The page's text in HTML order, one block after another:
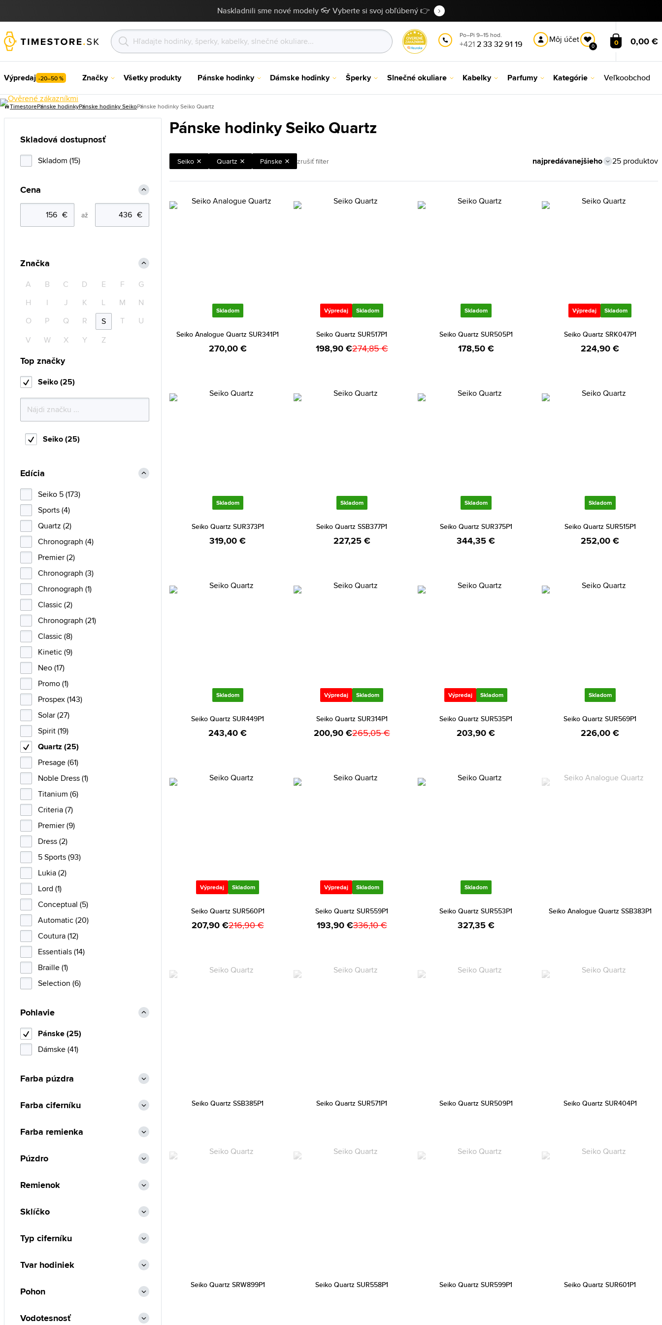
Naskladnili sme nové modely 👓 Vyberte si svoj obľúbený 👉
Po–Pi 9–15 hod.
+4212 33 32 91 19 Môj účet
0 0 0,00 €
Výpredaj -20–50 % Značky Všetky produkty Pánske hodinky Dámske hodinky Šperky Slnečné okuliare Kabelky Parfumy Kategórie Veľkoobchod
TimestorePánske hodinkyPánske hodinky SeikoPánske hodinky Seiko Quartz
Pánske hodinky Seiko Quartz
Seiko Quartz Pánske zrušiť filter 25 produktov
Skladom
Seiko Analogue Quartz SUR341P1
270,00 €
Výpredaj Skladom
Seiko Quartz SUR517P1
198,90 €274,85 €
Skladom
Seiko Quartz SUR505P1
178,50 €
Výpredaj Skladom
Seiko Quartz SRK047P1
224,90 €
Skladom
Seiko Quartz SUR373P1
319,00 €
Skladom
Seiko Quartz SSB377P1
227,25 €
Skladom
Seiko Quartz SUR375P1
344,35 €
Skladom
Seiko Quartz SUR515P1
252,00 €
Skladom
Seiko Quartz SUR449P1
243,40 €
Výpredaj Skladom
Seiko Quartz SUR314P1
200,90 €265,05 €
Výpredaj Skladom
Seiko Quartz SUR535P1
203,90 €
Skladom
Seiko Quartz SUR569P1
226,00 €
Výpredaj Skladom
Seiko Quartz SUR560P1
207,90 €216,90 €
Výpredaj Skladom
Seiko Quartz SUR559P1
193,90 €336,10 €
Skladom
Seiko Quartz SUR553P1
327,35 €
Seiko Analogue Quartz SSB383P1
Seiko Quartz SSB385P1 Seiko Quartz SUR571P1 Seiko Quartz SUR509P1 Seiko Quartz SUR404P1
Seiko Quartz SRW899P1 Seiko Quartz SUR558P1 Seiko Quartz SUR599P1 Seiko Quartz SUR601P1
Skladová dostupnosť
Skladom (15)
Cena
až
Značka
A B C D E F
G
H
I J K L M
N
O
P Q R S T
U
V
W X Y Z
Top značky
Seiko (25)
Seiko (25)
Edícia
Seiko 5 (173)
Sports (4)
Quartz (2)
Chronograph (4)
Premier (2)
Chronograph (3)
Chronograph (1)
Classic (2)
Chronograph (21)
Classic (8)
Kinetic (9)
Neo (17)
Promo (1)
Prospex (143)
Solar (27)
Spirit (19)
Quartz (25)
Presage (61)
Noble Dress (1)
Titanium (6)
Criteria (7)
Premier (9)
Dress (2)
5 Sports (93)
Lukia (2)
Lord (1)
Conceptual (5)
Automatic (20)
Coutura (12)
Essentials (14)
Braille (1)
Selection (6)
Pohlavie
Pánske (25)
Dámske (41)
Farba púzdra
Farba ciferníku
Farba remienka
Púzdro
Remienok
Sklíčko
Typ ciferníku
Tvar hodiniek
Pohon
Vodotesnosť